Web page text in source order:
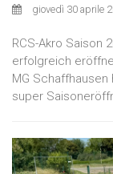
giovedì 30 aprile
RCS-Akro Saison
erfolgreich
MG
super